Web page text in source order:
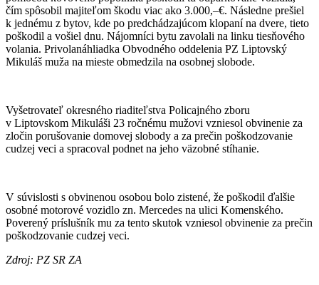
čím spôsobil majiteľom škodu viac ako 3.000,–€. Následne prešiel
k jednému z bytov, kde po predchádzajúcom klopaní na dvere, tieto
poškodil a vošiel dnu. Nájomníci bytu zavolali na linku tiesňového
volania. Privolanáhliadka Obvodného oddelenia PZ Liptovský
Mikuláš muža na mieste obmedzila na osobnej slobode.
Vyšetrovateľ okresného riaditeľstva Policajného zboru
v Liptovskom Mikuláši 23 ročnému mužovi vzniesol obvinenie za
zločin porušovanie domovej slobody a za prečin poškodzovanie
cudzej veci a spracoval podnet na jeho väzobné stíhanie.
V súvislosti s obvinenou osobou bolo zistené, že poškodil ďalšie
osobné motorové vozidlo zn. Mercedes na ulici Komenského.
Poverený príslušník mu za tento skutok vzniesol obvinenie za prečin
poškodzovanie cudzej veci.
Zdroj: PZ SR ZA